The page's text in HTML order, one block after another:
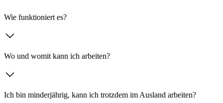
Wie funktioniert es?
Wo und womit kann ich arbeiten?
Ich bin minderjährig, kann ich trotzdem im Ausland arbeiten?